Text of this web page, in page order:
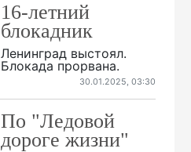
16-летний
блокадник
Ленинград выстоял.
Блокада прорвана.
30.01.2025, 03:30
По "Ледовой
дороге жизни"